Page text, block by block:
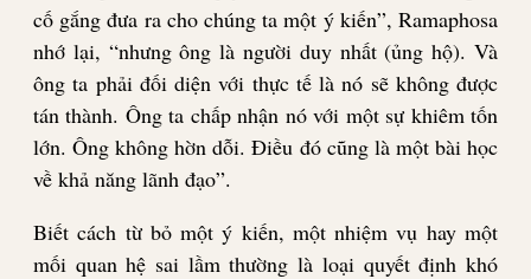
cố gắng đưa ra cho chúng ta một ý kiến”, Ramaphosa
nhớ lại, “nhưng ông là người duy nhất (ủng hộ). Và
ông ta phải đối diện với thực tế là nó sẽ không được
tán thành. Ông ta chấp nhận nó với một sự khiêm tốn
lớn. Ông không hờn dỗi. Điều đó cũng là một bài học
về khả năng lãnh đạo”.
Biết cách từ bỏ một ý kiến, một nhiệm vụ hay một
mối quan hệ sai lầm thường là loại quyết định khó